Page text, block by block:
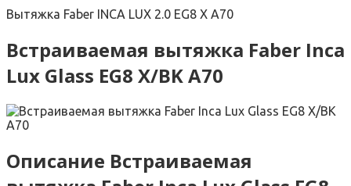
Вытяжка Faber INCA LUX 2.0 EG8 X A70
Встраиваемая вытяжка Faber Inca
Lux Glass EG8 X/BK A70
Описание Встраиваемая